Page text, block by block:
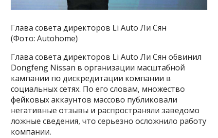
Глава совета директоров Li Auto Ли Сян
(Фото: Autohome)
Глава совета директоров Li Auto Ли Сян обвинил
Dongfeng Nissan в организации масштабной
кампании по дискредитации компании в
социальных сетях. По его словам, множество
фейковых аккаунтов массово публиковали
негативные отзывы и распространяли заведомо
ложные сведения, что серьезно осложнило работу
компании.